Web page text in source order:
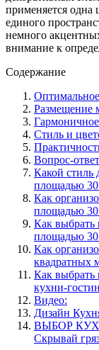
применяется одна
единого
немного
внимание к
Содержание
Оптимальное
Размещение
Стиль и
Вопрос-
Какой стиль
площадью 30
Как
площадью 30
Как выбрать
площадью 30
Как
квадратных
Как выбрать
кухни-
Видео:
Дизайн
ВЫБОР
Скрывай